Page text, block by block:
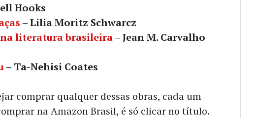
Hooks
– Lilia Moritz Schwarcz
literatura brasileira– Jean M. Carvalho
– Ta-Nehisi Coates
comprar qualquer dessas obras, cada um
na Amazon Brasil, é só clicar no título.